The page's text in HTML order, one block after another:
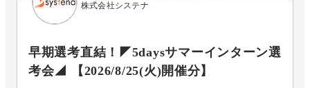
株式会社システナ
早期選考直結！◤5daysサマーインターン選
考会◢ 【2026/8/25(火)開催分】